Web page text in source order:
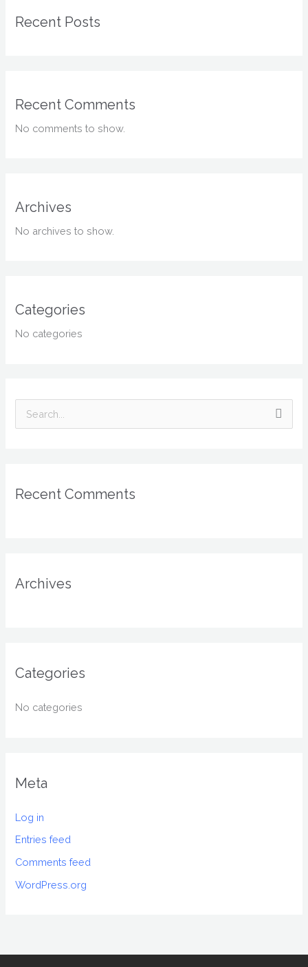
Recent Posts
Recent Comments
No comments to show.
Archives
No archives to show.
Categories
No categories
c
Recent Comments
Archives
Categories
No categories
Meta
Log in
Entries feed
Comments feed
WordPress.org